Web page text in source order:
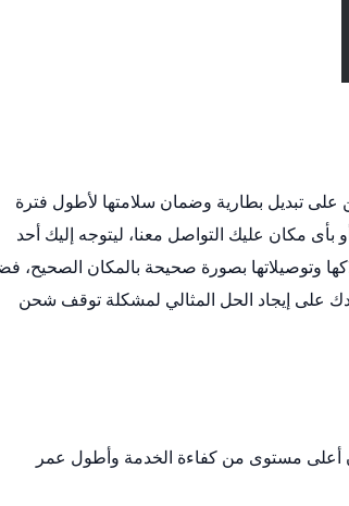
على تبديل بطارية وضمان سلامتها لأطول فترة
مكان عليك التواصل معنا، ليتوجه إليك أحد
وتوصيلاتها بصورة صحيحة بالمكان الصحيح،
على إيجاد الحل المثالي لمشكلة توقف شحن
أعلى مستوى من كفاءة الخدمة وأطول عمر